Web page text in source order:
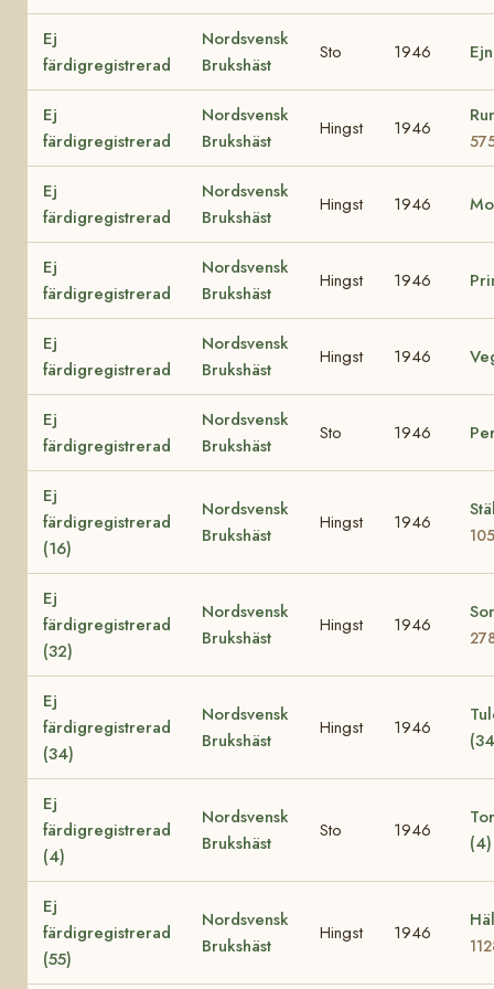
Ej
färdigregistrerad
Nordsvensk
Brukshäst
Sto 1946
Ej
färdigregistrerad
Nordsvensk
Brukshäst
Hingst 1946
Ej
färdigregistrerad
Nordsvensk
Brukshäst
Hingst 1946
Ej
färdigregistrerad
Nordsvensk
Brukshäst
Hingst 1946
Ej
färdigregistrerad
Nordsvensk
Brukshäst
Hingst 1946
Ej
färdigregistrerad
Nordsvensk
Brukshäst
Sto 1946
Ej
färdigregistrerad
(16)
Nordsvensk
Brukshäst
Hingst 1946
Ej
färdigregistrerad
(32)
Nordsvensk
Brukshäst
Hingst 1946
Ej
färdigregistrerad
(34)
Nordsvensk
Brukshäst
Hingst 1946
Ej
färdigregistrerad
(4)
Nordsvensk
Brukshäst
Sto 1946
Ej
färdigregistrerad
(55)
Nordsvensk
Brukshäst
Hingst 1946